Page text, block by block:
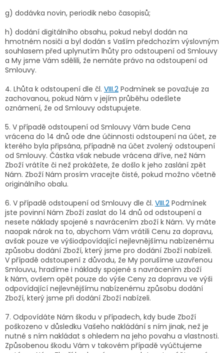
g) dodávka novin, periodik nebo časopisů;
h) dodání digitálního obsahu, pokud nebyl dodán na
hmotném nosiči a byl dodán s Vaším předchozím výslovným
souhlasem před uplynutím lhůty pro odstoupení od Smlouvy
a My jsme Vám sdělili, že nemáte právo na odstoupení od
Smlouvy.
4. Lhůta k odstoupení dle čl. VIII.2 Podmínek se považuje za
zachovanou, pokud Nám v jejím průběhu odešlete
oznámení, že od Smlouvy odstupujete.
5. V případě odstoupení od Smlouvy Vám bude Cena
vrácena do 14 dnů ode dne účinnosti odstoupení na účet, ze
kterého byla připsána, případně na účet zvolený odstoupení
od Smlouvy. Částka však nebude vrácena dříve, než Nám
Zboží vrátíte či než prokážete, že došlo k jeho zaslání zpět
Nám. Zboží Nám prosím vracejte čisté, pokud možno včetně
originálního obalu.
6. V případě odstoupení od Smlouvy dle čl. VIII.2 Podmínek
jste povinní Nám Zboží zaslat do 14 dnů od odstoupení a
nesete náklady spojené s navrácením zboží k Nám. Vy máte
naopak nárok na to, abychom Vám vrátili Cenu za dopravu,
avšak pouze ve výšiodpovídající nejlevnějšímu nabízenému
způsobu dodání Zboží, který jsme pro dodání Zboží nabízeli.
V případě odstoupení z důvodu, že My porušíme uzavřenou
Smlouvu, hradíme i náklady spojené s navrácením zboží
k Nám, ovšem opět pouze do výše Ceny za dopravu ve výši
odpovídající nejlevnějšímu nabízenému způsobu dodání
Zboží, který jsme při dodání Zboží nabízeli.
7. Odpovídáte Nám škodu v případech, kdy bude Zboží
poškozeno v důsledku Vašeho nakládání s ním jinak, než je
nutné s ním nakládat s ohledem na jeho povahu a vlastnosti.
Způsobenou škodu Vám v takovém případě vyúčtujeme